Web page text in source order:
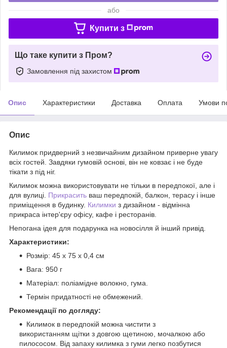
або
Купити з
Що таке купити з Пром?
Замовлення під захистом
Опис Характеристики Доставка Оплата Умови
Опис
Килимок придверний з незвичайним дизайном приверне увагу
всіх гостей. Завдяки гумовій основі, він не ковзає і не буде
тікати з під ніг.
Килимок можна використовувати не тільки в передпокої, але і
для вулиці. Прикрасить ваш передпокій, балкон, терасу і інше
приміщення в будинку. Килимки з дизайном - відмінна
прикраса інтер'єру офісу, кафе і ресторанів.
Непогана ідея для подарунка на новосілля й інший привід.
Характеристики:
Розмір: 45 х 75 х 0,4 см
Вага: 950 г
Матеріал: поліамідне волокно, гума.
Термін придатності не обмежений.
Рекомендації по догляду:
Килимок в передпокій можна чистити з
використанням щітки з довгою щетиною, мочалкою або
пилососом. Від запаху килимка з гуми легко позбутися